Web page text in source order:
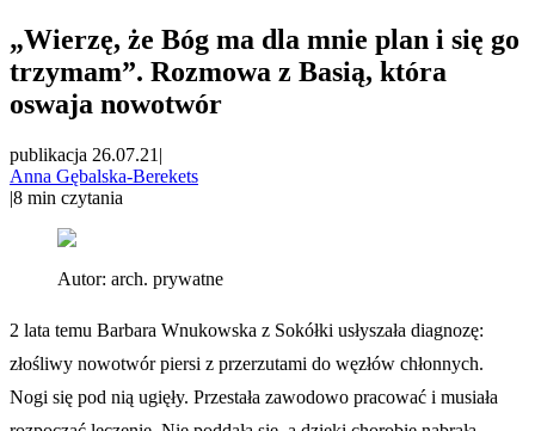
„Wierzę, że Bóg ma dla mnie plan i się go
trzymam”. Rozmowa z Basią, która
oswaja nowotwór
publikacja 26.07.21 |
Anna Gębalska-Berekets
|8 min czytania
Autor: arch. prywatne
2 lata temu Barbara Wnukowska z Sokółki usłyszała diagnozę:
złośliwy nowotwór piersi z przerzutami do węzłów chłonnych.
Nogi się pod nią ugięły. Przestała zawodowo pracować i musiała